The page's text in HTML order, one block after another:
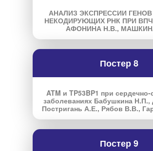
АНАЛИЗ ЭКСПРЕССИИ
НЕКОДИРУЮЩИХ РНК ПРИ
АФОНИНА Н.В.,
Постер 8
ATM и TP53BP1 при
заболеваниях Бабушкина
Постригань А.Е., Рябов В.В.,
Постер 9